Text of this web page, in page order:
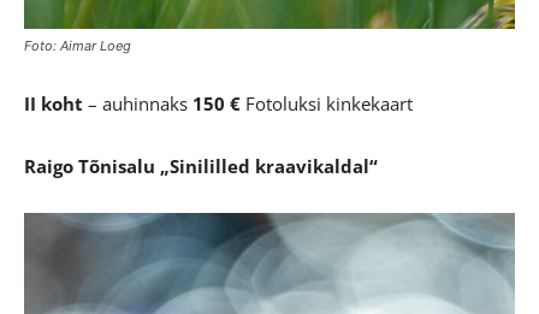
Foto: Aimar Loeg
II koht – auhinnaks 150 € Fotoluksi kinkekaart
Raigo Tõnisalu „Sinililled kraavikaldal“